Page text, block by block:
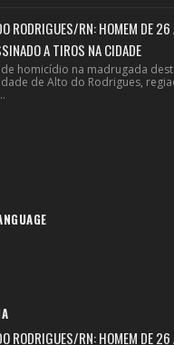
RODRIGUES/RN: HOMEM DE 26
A TIROS NA CIDADE
homicídio na madrugada
de Alto do Rodrigues,
RODRIGUES/RN: HOMEM DE 26